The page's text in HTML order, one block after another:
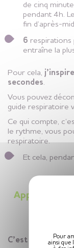
de cinq
pendant 4h.
fin d’après-
6 respirations
entraîne la
Pour cela,
secondes.
Vous pouvez
guide respiratoire
Ce qui compte,
le rythme, vous
respiratoire.
Et cela,
Apprendre à
C’est parti !Pour
ainsi que